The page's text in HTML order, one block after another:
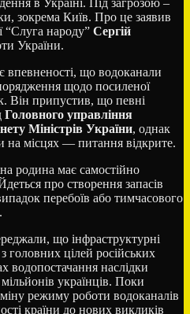
зокрема Київ. Про це заявив
“Слуга народу” Сергій
України.
впевненості, що водоканали
щодо посиленої
Він припустив, що певні
Головного управління
Міністрів України, однак
на місцях — питання відкрите.
родина має самостійно
про створення запасів
перебоїв або тимчасового
що інфраструктурні
головних цілей російських
водопостачання наслідки
українців. Поки
режиму роботи водоканалів
країни до нових викликів